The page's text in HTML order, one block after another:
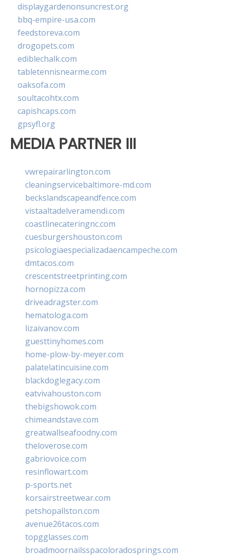
displaygardenonsuncrest.org
bbq-empire-usa.com
feedstoreva.com
drogopets.com
ediblechalk.com
tabletennisnearme.com
oaksofa.com
soultacohtx.com
capishcaps.com
gpsyfl.org
MEDIA PARTNER III
vwrepairarlington.com
cleaningservicebaltimore-md.com
beckslandscapeandfence.com
vistaaltadelveramendi.com
coastlinecateringnc.com
cuesburgershouston.com
psicologiaespecializadaencampeche.com
dmtacos.com
crescentstreetprinting.com
hornopizza.com
driveadragster.com
hematologa.com
lizaivanov.com
guesttinyhomes.com
home-plow-by-meyer.com
palatelatincuisine.com
blackdoglegacy.com
eatvivahouston.com
thebigshowok.com
chimeandstave.com
greatwallseafoodny.com
theloverose.com
gabriovoice.com
resinflowart.com
p-sports.net
korsairstreetwear.com
petshopallston.com
avenue26tacos.com
topgglasses.com
broadmoornailsspacoloradosprings.com